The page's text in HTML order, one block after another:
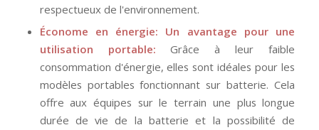
respectueux de l'environnement.
Économe en énergie: Un avantage pour une
utilisation portable: Grâce à leur faible
consommation d'énergie, elles sont idéales pour les
modèles portables fonctionnant sur batterie. Cela
offre aux équipes sur le terrain une plus longue
durée de vie de la batterie et la possibilité de